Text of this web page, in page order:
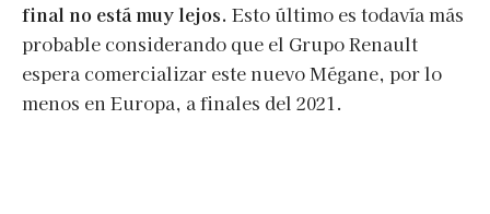
final no está muy lejos. Esto último es todavía más
probable considerando que el Grupo Renault
espera comercializar este nuevo Mégane, por lo
menos en Europa, a finales del 2021.